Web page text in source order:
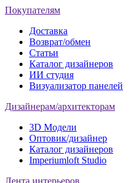
Покупателям
Доставка
Возврат/обмен
Статьи
Каталог дизайнеров
ИИ студия
Визуализатор панелей
Дизайнерам/архитекторам
3D Модели
Оптовик/дизайнер
Каталог дизайнеров
Imperiumloft Studio
Лента интерьеров